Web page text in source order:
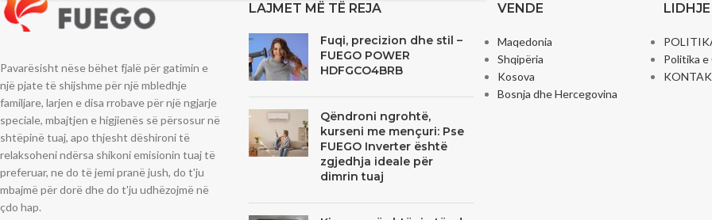
Pavarësisht nëse bëhet fjalë për gatimin e
një pjate të shijshme për një mbledhje
familjare, larjen e disa rrobave për një ngjarje
speciale, mbajtjen e higjienës së përsosur në
shtëpinë tuaj, apo thjesht dëshironi të
relaksoheni ndërsa shikoni emisionin tuaj të
preferuar, ne do të jemi pranë jush, do t'ju
mbajmë për dorë dhe do t'ju udhëzojmë në
çdo hap.
LAJMET MË TË REJA
Fuqi, precizion dhe stil –
FUEGO POWER
HDFGCO4BRB
Qëndroni ngrohtë,
kurseni me mençuri: Pse
FUEGO Inverter është
zgjedhja ideale për
dimrin tuaj
VENDE
Maqedonia
Shqipëria
Kosova
Bosnja dhe Hercegovina
LIDHJE
Politika e